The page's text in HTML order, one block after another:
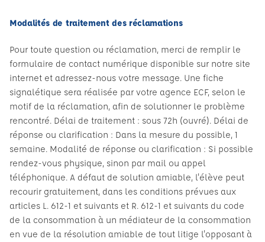
Modalités de traitement des réclamations
Pour toute question ou réclamation, merci de remplir le
formulaire de contact numérique disponible sur notre site
internet et adressez-nous votre message. Une fiche
signalétique sera réalisée par votre agence ECF, selon le
motif de la réclamation, afin de solutionner le problème
rencontré. Délai de traitement : sous 72h (ouvré). Délai de
réponse ou clarification : Dans la mesure du possible, 1
semaine. Modalité de réponse ou clarification : Si possible
rendez-vous physique, sinon par mail ou appel
téléphonique. A défaut de solution amiable, l'élève peut
recourir gratuitement, dans les conditions prévues aux
articles L. 612-1 et suivants et R. 612-1 et suivants du code
de la consommation à un médiateur de la consommation
en vue de la résolution amiable de tout litige l'opposant à